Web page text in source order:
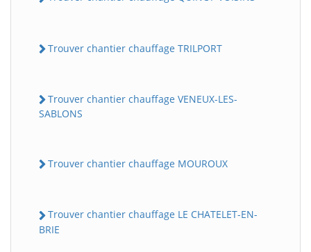
Trouver chantier chauffage TRILPORT
Trouver chantier chauffage VENEUX-LES-
SABLONS
Trouver chantier chauffage MOUROUX
Trouver chantier chauffage LE CHATELET-EN-
BRIE